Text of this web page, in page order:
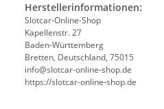
Herstellerinformationen:
Slotcar-Online-Shop
Kapellenstr. 27
Baden-Württemberg
Bretten, Deutschland, 75015
info@slotcar-online-shop.de
https://slotcar-online-shop.de